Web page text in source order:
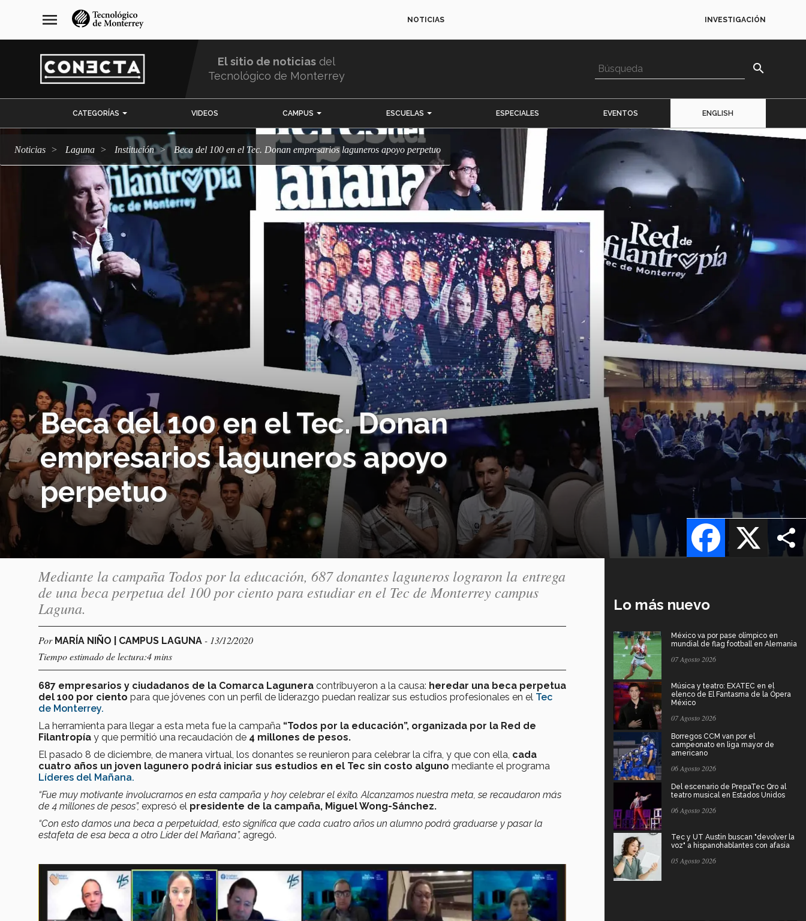
navegación
principal
menu NOTICIAS INVESTIGACIÓN
El sitio de noticias del
Tecnológico de Monterrey
search
CATEGORÍAS VIDEOS CAMPUS ESCUELAS ESPECIALES EVENTOS ENGLISH
Noticias Laguna Institución Beca del 100 en el Tec. Donan empresarios laguneros apoyo perpetuo
Beca del 100 en el Tec. Donan
empresarios laguneros apoyo
perpetuo
X
Facebook
Mediante la campaña Todos por la educación, 687 donantes laguneros lograron la entrega
de una beca perpetua del 100 por ciento para estudiar en el Tec de Monterrey campus
Laguna.
Por MARÍA NIÑO | CAMPUS LAGUNA - 13/12/2020
Tiempo estimado de lectura:4 mins
687 empresarios y ciudadanos de la Comarca Lagunera contribuyeron a la causa: heredar una beca perpetua
del 100 por ciento para que jóvenes con un perfil de liderazgo puedan realizar sus estudios profesionales en el Tec
de Monterrey.
La herramienta para llegar a esta meta fue la campaña “Todos por la educación”, organizada por la Red de
Filantropía y que permitió una recaudación de 4 millones de pesos.
El pasado 8 de diciembre, de manera virtual, los donantes se reunieron para celebrar la cifra, y que con ella, cada
cuatro años un joven lagunero podrá iniciar sus estudios en el Tec sin costo alguno mediante el programa
Líderes del Mañana.
“Fue muy motivante involucrarnos en esta campaña y hoy celebrar el éxito. Alcanzamos nuestra meta, se recaudaron más
de 4 millones de pesos”, expresó el presidente de la campaña, Miguel Wong-Sánchez.
“Con esto damos una beca a perpetuidad, esto significa que cada cuatro años un alumno podrá graduarse y pasar la
estafeta de esa beca a otro Líder del Mañana”, agregó.
Lo más nuevo
México va por pase olímpico en
mundial de flag football en Alemania
07 Agosto 2026
Música y teatro: EXATEC en el
elenco de El Fantasma de la Ópera
México
07 Agosto 2026
Borregos CCM van por el
campeonato en liga mayor de
americano
06 Agosto 2026
Del escenario de PrepaTec Qro al
teatro musical en Estados Unidos
06 Agosto 2026
Tec y UT Austin buscan "devolver la
voz" a hispanohablantes con afasia
05 Agosto 2026